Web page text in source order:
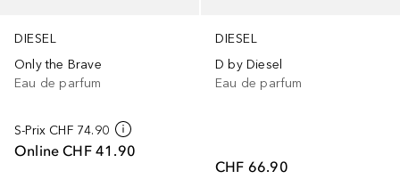
DIESEL
Only the Brave
Eau de parfum
S-Prix CHF 74.90
Online CHF 41.90
DIESEL
D by Diesel
Eau de parfum
CHF 66.90